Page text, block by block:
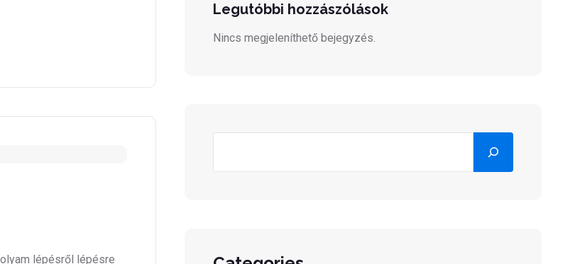
lépésről lépésre
Legutóbbi hozzászólások
Nincs megjeleníthető bejegyzés.
Keresés